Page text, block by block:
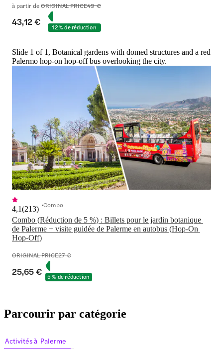
à partir deORIGINAL PRICE49 €
43,12 € 12 % de réduction
Slide 1 of 1, Botanical gardens with domed structures and a red
Palermo hop-on hop-off bus overlooking the city.
Combo (Réduction de 5 %) : Billets pour le jardin botanique
de Palerme + visite guidée de Palerme en autobus (Hop-On
Hop-Off)
4,1(213) Combo
ORIGINAL PRICE27 €
25,65 € 5 % de réduction
Parcourir par catégorie
Activités à Palerme